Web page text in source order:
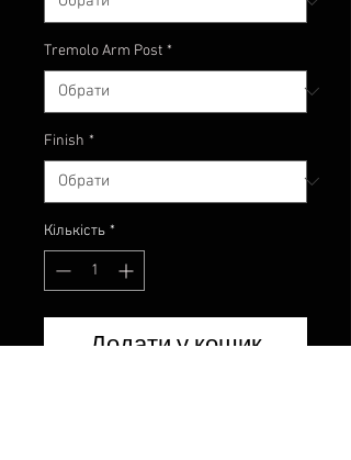
Tremolo Arm Post *
Finish *
Кількість *
Додати у кошик